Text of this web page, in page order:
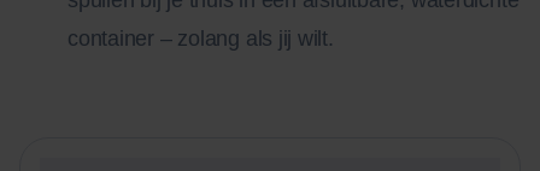
container – zolang als jij wilt.